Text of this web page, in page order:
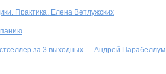
Практика. Елена Ветлужских
за 3 выходных…. Андрей Парабеллум